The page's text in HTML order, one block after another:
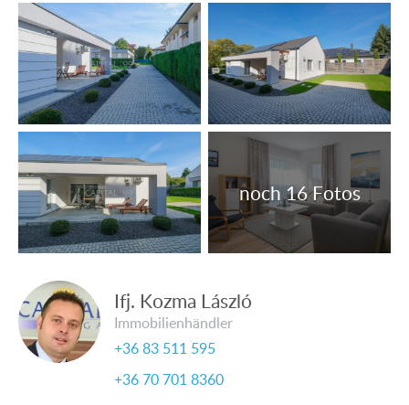
Ifj. Kozma László
Immobilienhändler
+36 83 511 595
+36 70 701 8360